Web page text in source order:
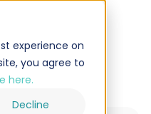
experience on
you agree to
here.
Decline